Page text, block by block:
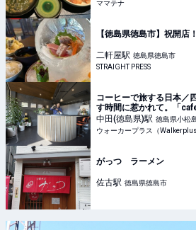
ママテナ
【徳島県徳島市】祝開
二軒屋駅 徳島県徳島市
STRAIGHT PRESS
コーヒーで旅する日本／
す時間に惹かれて。「
れる、今ここにしかない
プラス
中田(徳島県)駅 徳島県小松
ウォーカープラス（Walkerplus
がっつ ラーメン
佐古駅 徳島県徳島市